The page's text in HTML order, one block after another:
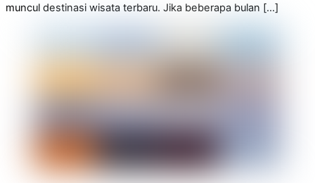
muncul destinasi wisata terbaru. Jika beberapa bulan […]